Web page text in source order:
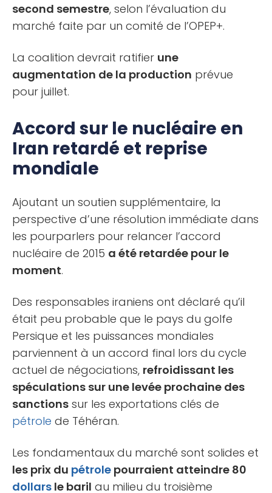
second semestre, selon l’évaluation du
marché faite par un comité de l’OPEP+.
La coalition devrait ratifier une
augmentation de la production prévue
pour juillet.
Accord sur le nucléaire en
Iran retardé et reprise
mondiale
Ajoutant un soutien supplémentaire, la
perspective d’une résolution immédiate dans
les pourparlers pour relancer l’accord
nucléaire de 2015 a été retardée pour le
moment.
Des responsables iraniens ont déclaré qu’il
était peu probable que le pays du golfe
Persique et les puissances mondiales
parviennent à un accord final lors du cycle
actuel de négociations, refroidissant les
spéculations sur une levée prochaine des
sanctions sur les exportations clés de
pétrole de Téhéran.
Les fondamentaux du marché sont solides et
les prix du pétrole pourraient atteindre 80
dollars le baril au milieu du troisième